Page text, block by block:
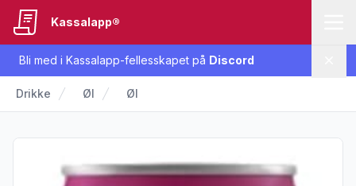
Bli med i Kassalapp-fellesskapet på Discord
Kassalapp®
Drikke Øl Øl